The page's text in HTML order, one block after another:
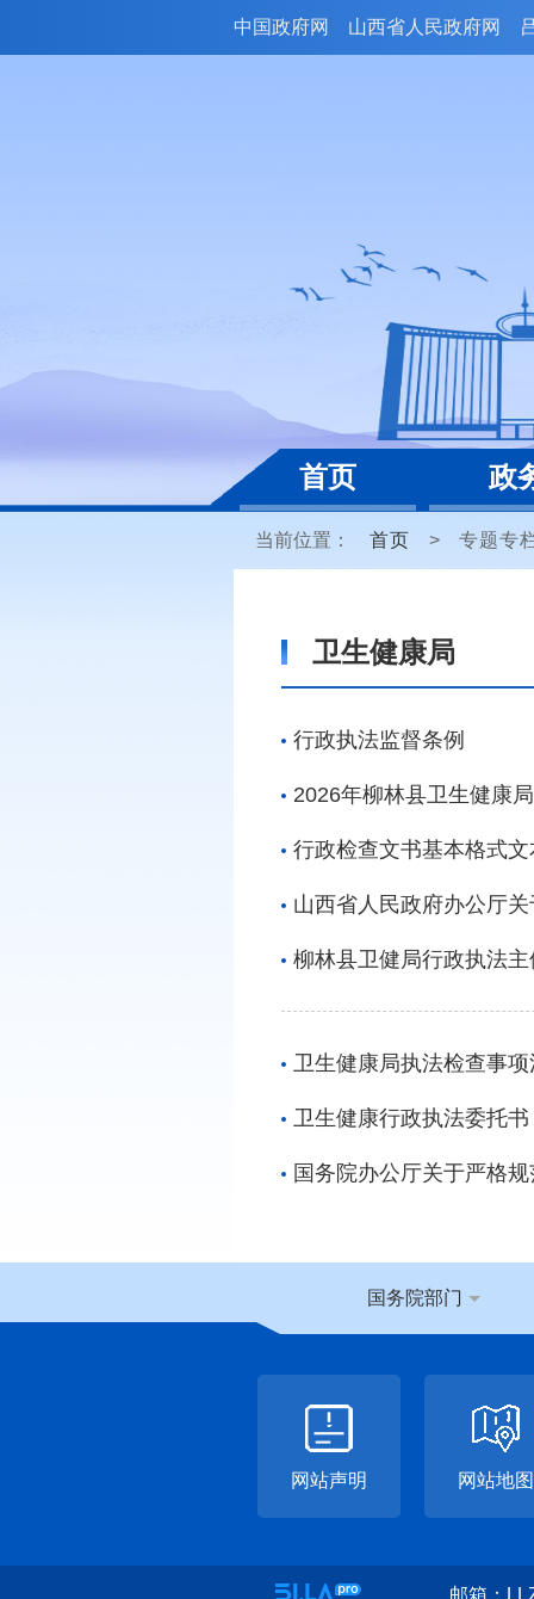
中国政府网 山西省人民政府网
首页 政
当前位置： 首页 > 专题专
卫生健康局
行政执法监督条例
2026年柳林县卫生健康
行政检查文书基本格式
山西省人民政府办公厅
柳林县卫健局行政执法
卫生健康局执法检查事项
卫生健康行政执法委托书
国务院办公厅关于严格
国务院部门
网站声明 网站地图
邮箱：